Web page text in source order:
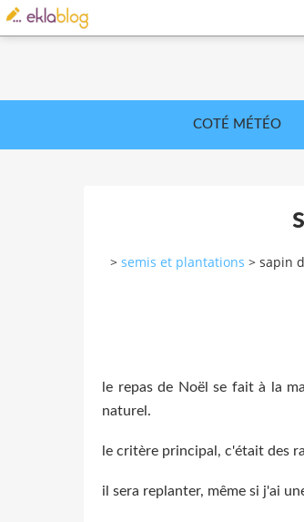
COTÉ MÉTÉO
> semis et plantations > sapin
le repas de Noël se fait à la
naturel.
le critère principal, c'était des
il sera replanter, même si j'ai